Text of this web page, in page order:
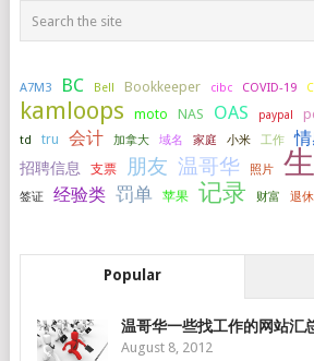
A7M3 BC Bell Bookkeeper cibc COVID-19
kamloops moto NAS OAS paypal
td
tru 会计 加拿大 域名 家庭 小米 工作
招聘信息
支票 朋友 温哥华 照片
签证 经验类 罚单 苹果 记录 财富 退休
Popular
温哥华一些找工作的网站汇
August 8, 2012